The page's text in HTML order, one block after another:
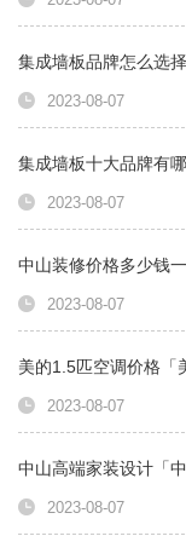
集成墙板品牌怎么选
2023-08-07
集成墙板十大品牌有
2023-08-07
中山装修价格多少钱
2023-08-07
美的1.5匹空调价格「
2023-08-07
中山高端家装设计「
2023-08-07